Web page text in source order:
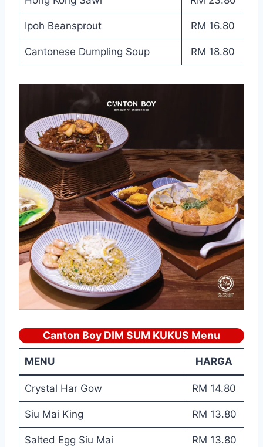
Ipoh Beansprout RM 16.80
Cantonese Dumpling Soup RM 18.80
Canton Boy DIM SUM KUKUS Menu
MENU HARGA
Crystal Har Gow RM 14.80
Siu Mai King RM 13.80
Salted Egg Siu Mai RM 13.80